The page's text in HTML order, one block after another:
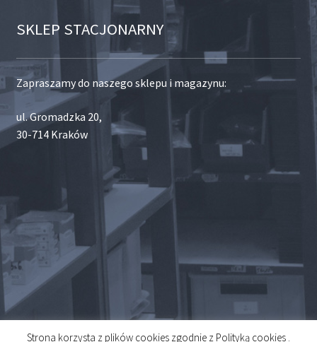
SKLEP STACJONARNY
Zapraszamy do naszego sklepu i magazynu:
ul. Gromadzka 20,
30-714 Kraków
Strona korzysta z plików cookies zgodnie z Polityką cookies .